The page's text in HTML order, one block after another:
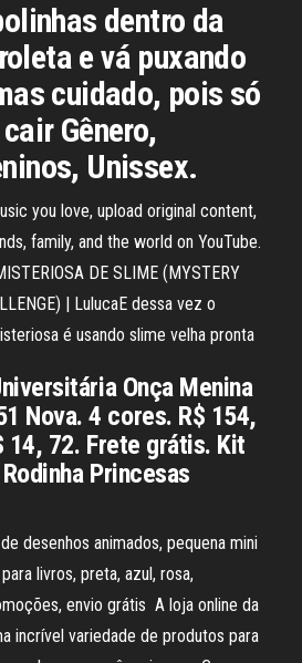
dentro da
e vá puxando
cuidado, pois só
Gênero,
Unissex.
you love, upload original content,
family, and the world on YouTube.
DE SLIME (MYSTERY
| LulucaE dessa vez o
é usando slime velha pronta
Onça Menina
Nova. 4 cores. R$ 154,
14, 72. Frete grátis. Kit
Princesas
desenhos animados, pequena mini
livros, preta, azul, rosa,
envio grátis A loja online da
incrível variedade de produtos para